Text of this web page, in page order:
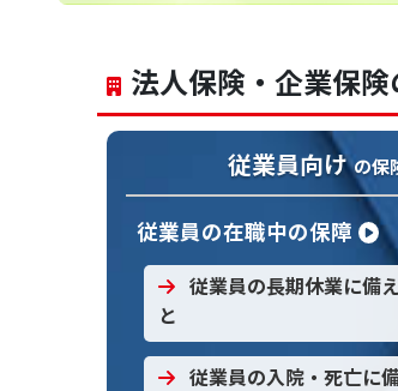
法人保険・企業保
従業員向けの保
従業員の在職中の保障
従業員の長期休業に備
と
従業員の入院・死亡に